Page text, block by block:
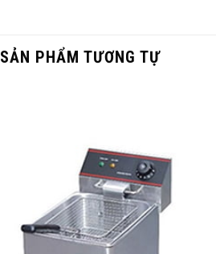
SẢN PHẨM TƯƠNG TỰ